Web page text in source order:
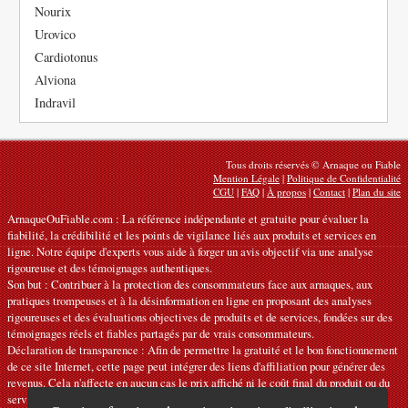
Nourix
Urovico
Cardiotonus
Alviona
Indravil
Tous droits réservés © Arnaque ou Fiable
Mention Légale|Politique de Confidentialité
CGU|FAQ|À propos|Contact|Plan du site
ArnaqueOuFiable.com : La référence indépendante et gratuite pour évaluer la
fiabilité, la crédibilité et les points de vigilance liés aux produits et services en
ligne. Notre équipe d'experts vous aide à forger un avis objectif via une analyse
rigoureuse et des témoignages authentiques.
Son but : Contribuer à la protection des consommateurs face aux arnaques, aux
pratiques trompeuses et à la désinformation en ligne en proposant des analyses
rigoureuses et des évaluations objectives de produits et de services, fondées sur des
témoignages réels et fiables partagés par de vrais consommateurs.
Déclaration de transparence : Afin de permettre la gratuité et le bon fonctionnement
de ce site Internet, cette page peut intégrer des liens d'affiliation pour générer des
revenus. Cela n'affecte en aucun cas le prix affiché ni le coût final du produit ou du
service.